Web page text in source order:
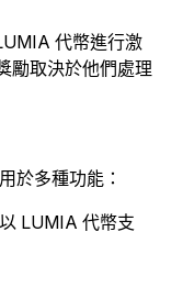
代幣進行激
勵取決於他們處理
於多種功能：
LUMIA 代幣支